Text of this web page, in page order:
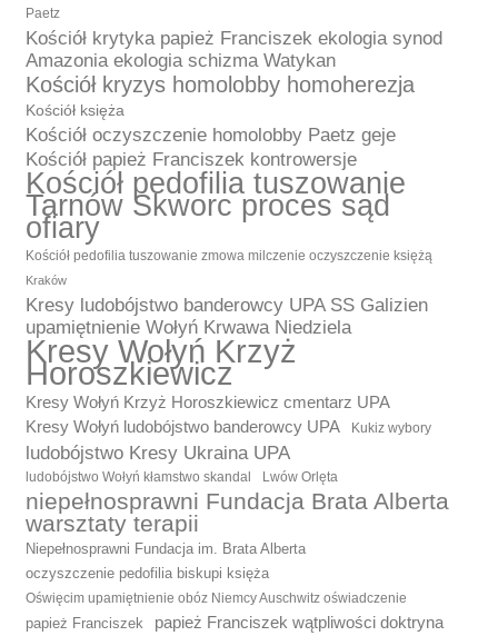
Paetz
Kościół krytyka papież Franciszek ekologia synod
Amazonia ekologia schizma Watykan
Kościół kryzys homolobby homoherezja
Kościół księża
Kościół oczyszczenie homolobby Paetz geje
Kościół papież Franciszek kontrowersje
Kościół pedofilia tuszowanie
Tarnów Skworc proces sąd
ofiary
Kościół pedofilia tuszowanie zmowa milczenie oczyszczenie księżą
Kraków
Kresy ludobójstwo banderowcy UPA SS Galizien
upamiętnienie Wołyń Krwawa Niedziela
Kresy Wołyń Krzyż
Horoszkiewicz
Kresy Wołyń Krzyż Horoszkiewicz cmentarz UPA
Kresy Wołyń ludobójstwo banderowcy UPA
Kukiz wybory
ludobójstwo Kresy Ukraina UPA
ludobójstwo Wołyń kłamstwo skandal Lwów Orlęta
niepełnosprawni Fundacja Brata Alberta
warsztaty terapii
Niepełnosprawni Fundacja im. Brata Alberta
oczyszczenie pedofilia biskupi księża
Oświęcim upamiętnienie obóz Niemcy Auschwitz oświadczenie
papież Franciszek papież Franciszek wątpliwości doktryna